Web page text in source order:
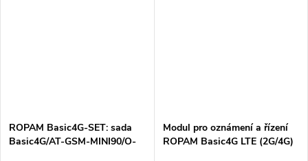
ROPAM Basic4G-SET: sada
Basic4G/AT-GSM-MINI90/O-
Modul pro oznámení a řízení
ROPAM Basic4G LTE (2G/4G)